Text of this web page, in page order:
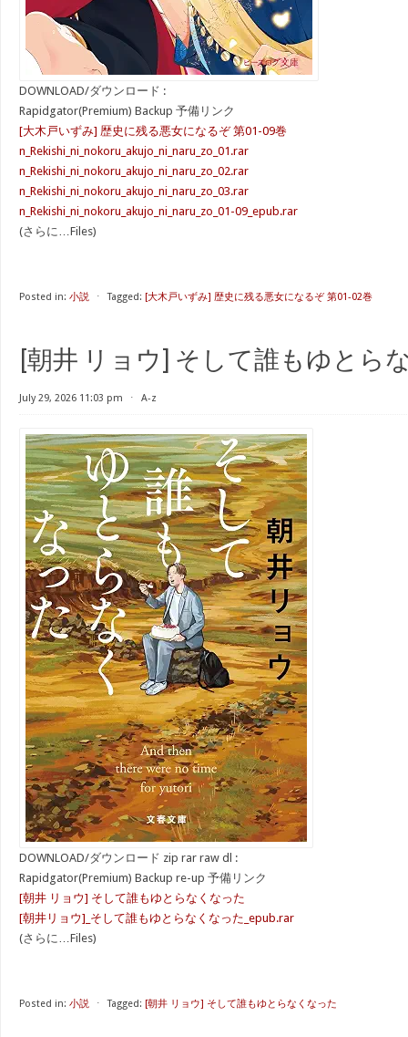
DOWNLOAD/ダウンロード :
Rapidgator(Premium) Backup 予備リンク
[大木戸いずみ] 歴史に残る悪女になるぞ 第01-09巻
n_Rekishi_ni_nokoru_akujo_ni_naru_zo_01.rar
n_Rekishi_ni_nokoru_akujo_ni_naru_zo_02.rar
n_Rekishi_ni_nokoru_akujo_ni_naru_zo_03.rar
n_Rekishi_ni_nokoru_akujo_ni_naru_zo_01-09_epub.rar
(さらに…Files)
Posted in: 小説 ⋅ Tagged: [大木戸いずみ] 歴史に残る悪女になるぞ 第01-02巻
[朝井 リョウ] そして誰もゆとら
July 29, 2026 11:03 pm ⋅ A-z
DOWNLOAD/ダウンロード zip rar raw dl :
Rapidgator(Premium) Backup re-up 予備リンク
[朝井 リョウ] そして誰もゆとらなくなった
[朝井リョウ]_そして誰もゆとらなくなった_epub.rar
(さらに…Files)
Posted in: 小説 ⋅ Tagged: [朝井 リョウ] そして誰もゆとらなくなった